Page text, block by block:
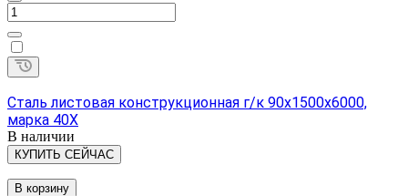
Сталь листовая конструкционная г/к 90х1500х6000,
марка 40Х
В наличии
КУПИТЬ СЕЙЧАС
В корзину